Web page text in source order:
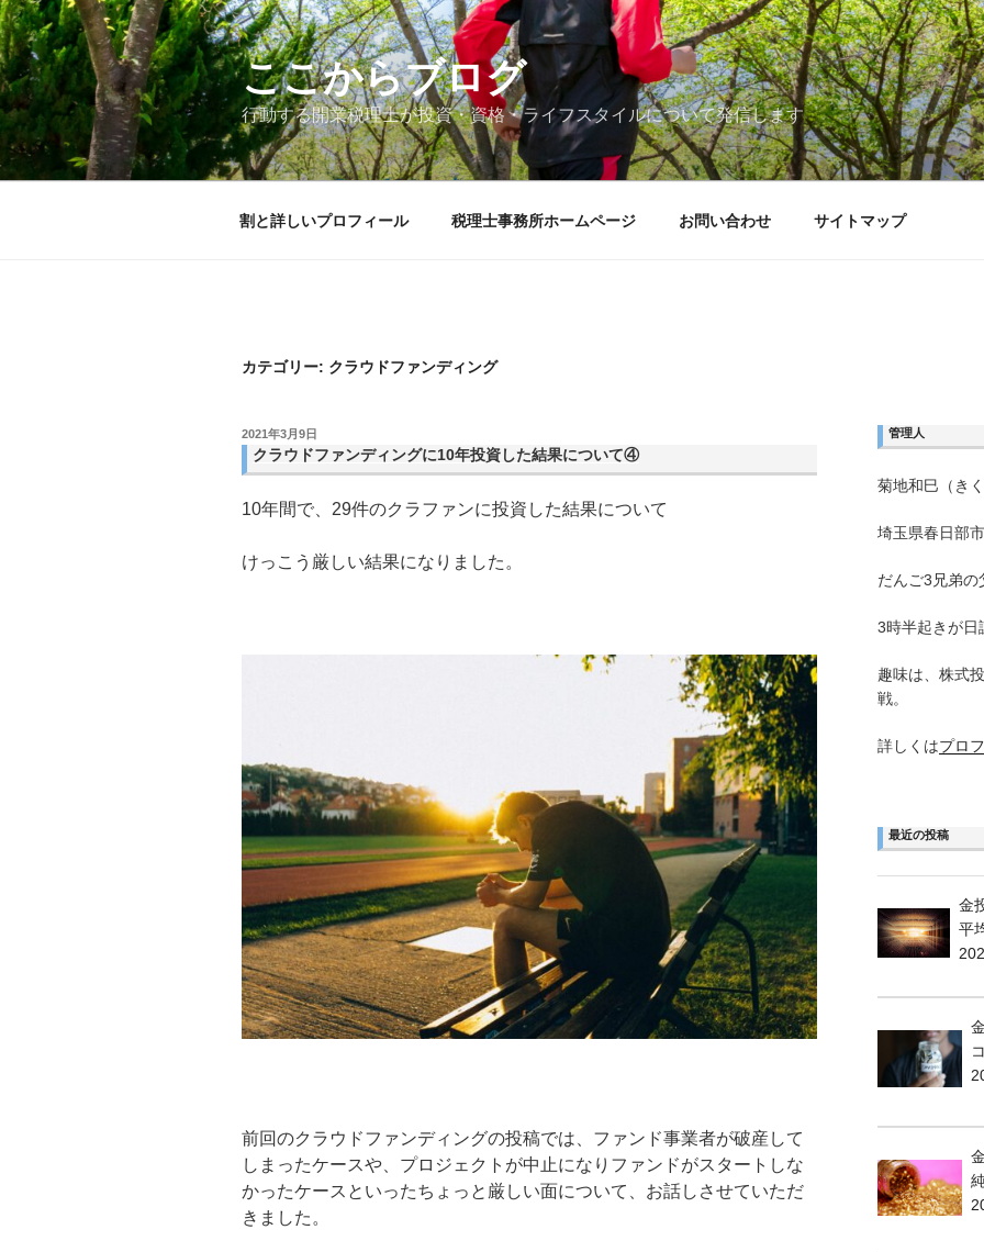
コ
ン
テ
ン
ツ
へ
ス
ここからブログ
行動する開業税理士が投資・資格・ライフスタイルについて発信します
割と詳しいプロフィール 税理士事務所ホームページ お問い合わせ サイトマップ
カテゴリー: クラウドファンディング
投
2021年3月9日
クラウドファンディングに10年投資した結果について④
10年間で、29件のクラファンに投資した結果について
けっこう厳しい結果になりました。
前回のクラウドファンディングの投稿では、ファンド事業者が破産して
しまったケースや、プロジェクトが中止になりファンドがスタートしな
かったケースといったちょっと厳しい面について、お話しさせていただ
きました。
管理人
菊地和巳（きく
埼玉県春日部
だんご3兄弟の
3時半起きが日
趣味は、株式
戦。
詳しくはプロ
最近の投稿
金
平